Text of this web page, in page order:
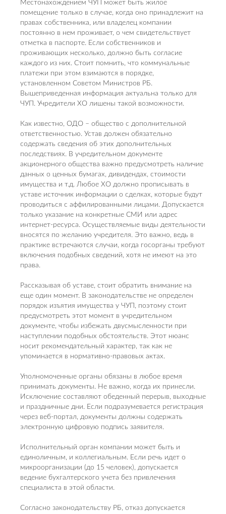
Местонахождением ЧУП может быть жилое
помещение только в случае, когда оно принадлежит на
правах собственника, или владелец компании
постоянно в нем проживает, о чем свидетельствует
отметка в паспорте. Если собственников и
проживающих несколько, должно быть согласие
каждого из них. Стоит помнить, что коммунальные
платежи при этом взимаются в порядке,
установленном Советом Министров РБ.
Вышеприведенная информация актуальна только для
ЧУП. Учредители ХО лишены такой возможности.
Как известно, ОДО – общество с дополнительной
ответственностью. Устав должен обязательно
содержать сведения об этих дополнительных
последствиях. В учредительном документе
акционерного общества важно предусмотреть наличие
данных о ценных бумагах, дивидендах, стоимости
имущества и т.д. Любое ХО должно прописывать в
уставе источник информации о сделках, которые будут
проводиться с аффилированными лицами. Допускается
только указание на конкретные СМИ или адрес
интернет-ресурса. Осуществляемые виды деятельности
вносятся по желанию учредителя. Это важно, ведь в
практике встречаются случаи, когда госорганы требуют
включения подобных сведений, хотя не имеют на это
права.
Рассказывая об уставе, стоит обратить внимание на
еще один момент. В законодательстве не определен
порядок изъятия имущества у ЧУП, поэтому стоит
предусмотреть этот момент в учредительном
документе, чтобы избежать двусмысленности при
наступлении подобных обстоятельств. Этот нюанс
носит рекомендательный характер, так как не
упоминается в нормативно-правовых актах.
Уполномоченные органы обязаны в любое время
принимать документы. Не важно, когда их принесли.
Исключение составляют обеденный перерыв, выходные
и праздничные дни. Если подразумевается регистрация
через веб-портал, документы должны содержать
электронную цифровую подпись заявителя.
Исполнительный орган компании может быть и
единоличным, и коллегиальным. Если речь идет о
микроорганизации (до 15 человек), допускается
ведение бухгалтерского учета без привлечения
специалиста в этой области.
Согласно законодательству РБ, отказ допускается